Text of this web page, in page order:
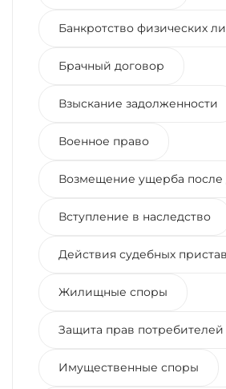
Банкротство физических
Брачный договор
Взыскание задолженности
Военное право
Возмещение ущерба после
Вступление в наследство
Действия судебных
Жилищные споры
Защита прав потребителей
Имущественные споры